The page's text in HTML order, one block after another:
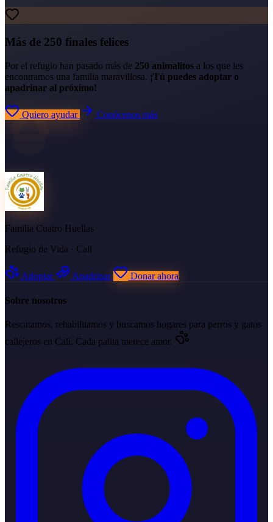
Más de 250 finales felices
Por el refugio han pasado más de 250 animalitos a los que les
encontramos una familia maravillosa. ¡Tú puedes adoptar o
apadrinar al próximo!
Quiero ayudar Conócenos más
Familia Cuatro Huellas
Refugio de Vida · Cali
Adoptar Apadrinar Donar ahora
Sobre nosotros
Rescatamos, rehabilitamos y buscamos hogares para perros y gatos
callejeros en Cali. Cada patita merece amor.